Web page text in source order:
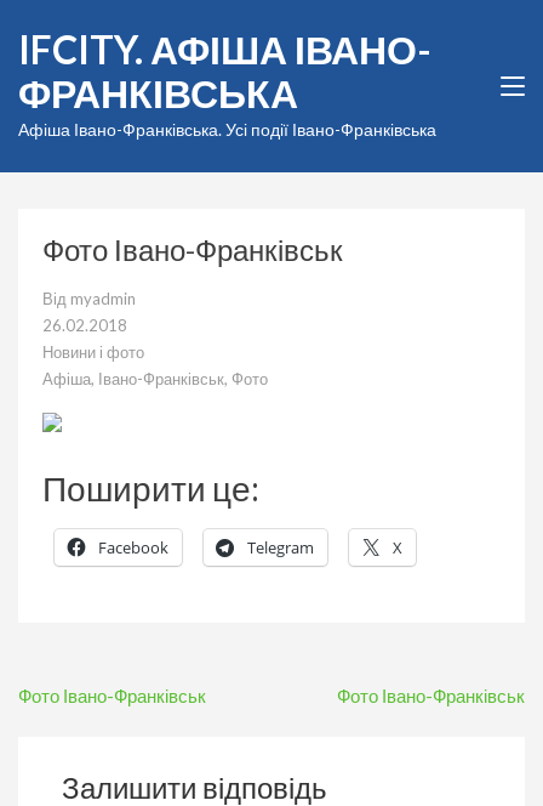
вмісту
(натисніть
Enter)
IFCITY. АФІША ІВАНО-
ФРАНКІВСЬКА
Афіша Івано-Франківська. Усі події Івано-Франківська
Фото Івано-Франківськ
Від myadmin
26.02.2018
Новини і фото
Афіша, Івано-Франківськ, Фото
Поширити це:
Facebook Telegram X
Навігація
Фото Івано-Франківськ Фото Івано-Франківськ
Залишити відповідь